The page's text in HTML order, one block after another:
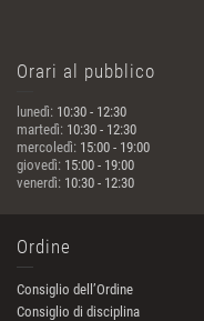
Orari al pubblico
lunedì: 10:30 - 12:30
martedì: 10:30 - 12:30
mercoledì: 15:00 - 19:00
giovedì: 15:00 - 19:00
venerdì: 10:30 - 12:30
Ordine
Consiglio dell’Ordine
Consiglio di disciplina